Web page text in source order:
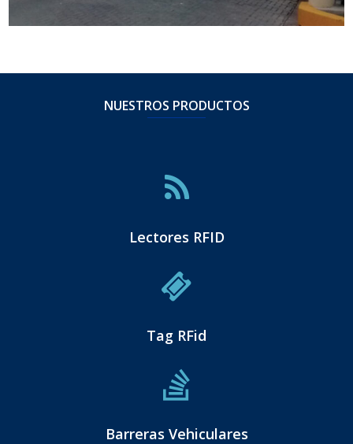
NUESTROS PRODUCTOS
Lectores RFID
Tag RFid
Barreras Vehiculares